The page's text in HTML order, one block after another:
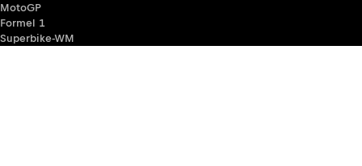
MotoGP
Formel 1
Superbike-WM